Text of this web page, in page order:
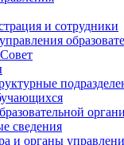
и сотрудники
сведения
и органы